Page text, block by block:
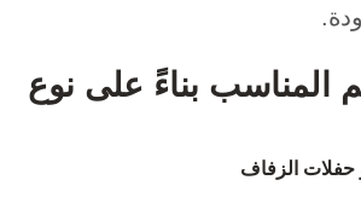
المناسب بناءً على نوع
حفلات الزفاف